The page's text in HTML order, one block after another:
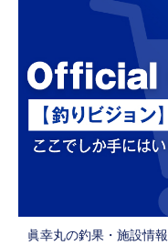
眞幸丸の釣果・施設情報